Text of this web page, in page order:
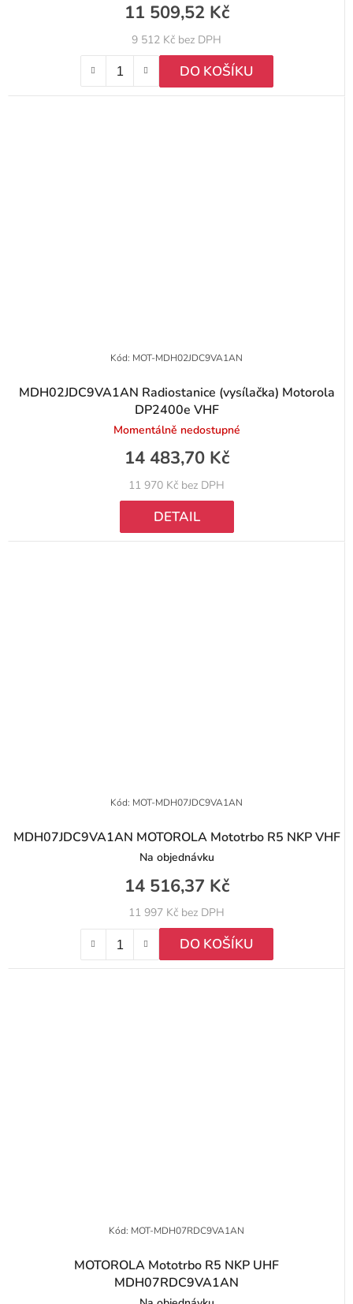
9 512 Kč bez DPH
11 509,52 Kč
DO KOŠÍKU
MDH02JDC9VA1AN Radiostanice (vysílačka) Motorola
DP2400e VHF
Momentálně nedostupné
11 970 Kč bez DPH
14 483,70 Kč
DETAIL
Kód: MOT-MDH02JDC9VA1AN
MDH07JDC9VA1AN MOTOROLA Mototrbo R5 NKP VHF
Na objednávku
11 997 Kč bez DPH
14 516,37 Kč
DO KOŠÍKU
Kód: MOT-MDH07JDC9VA1AN
MOTOROLA Mototrbo R5 NKP UHF
MDH07RDC9VA1AN
Kód: MOT-MDH07RDC9VA1AN